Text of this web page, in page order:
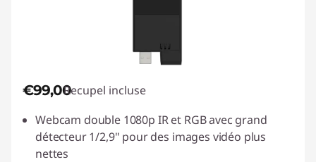
€99,00Recupel incluse
Webcam double 1080p IR et RGB avec grand
détecteur 1/2,9" pour des images vidéo plus
nettes